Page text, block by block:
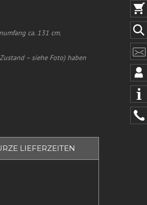
ca. 131 cm.
– siehe Foto) haben
LIEFERZEITEN